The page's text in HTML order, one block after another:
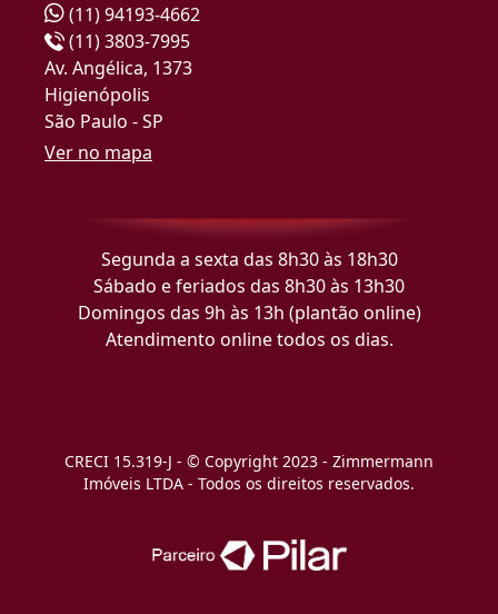
(11) 94193-4662
(11) 3803-7995
Av. Angélica, 1373
Higienópolis
São Paulo - SP
Ver no mapa
Segunda a sexta das 8h30 às 18h30
Sábado e feriados das 8h30 às 13h30
Domingos das 9h às 13h (plantão online)
Atendimento online todos os dias.
CRECI 15.319-J - © Copyright 2023 - Zimmermann
Imóveis LTDA - Todos os direitos reservados.